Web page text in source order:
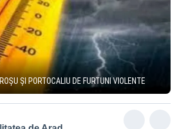
ȘI PORTOCALIU DE FURTUNI VIOLENTE